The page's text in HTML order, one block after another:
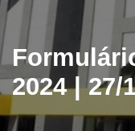
2024 | 27/